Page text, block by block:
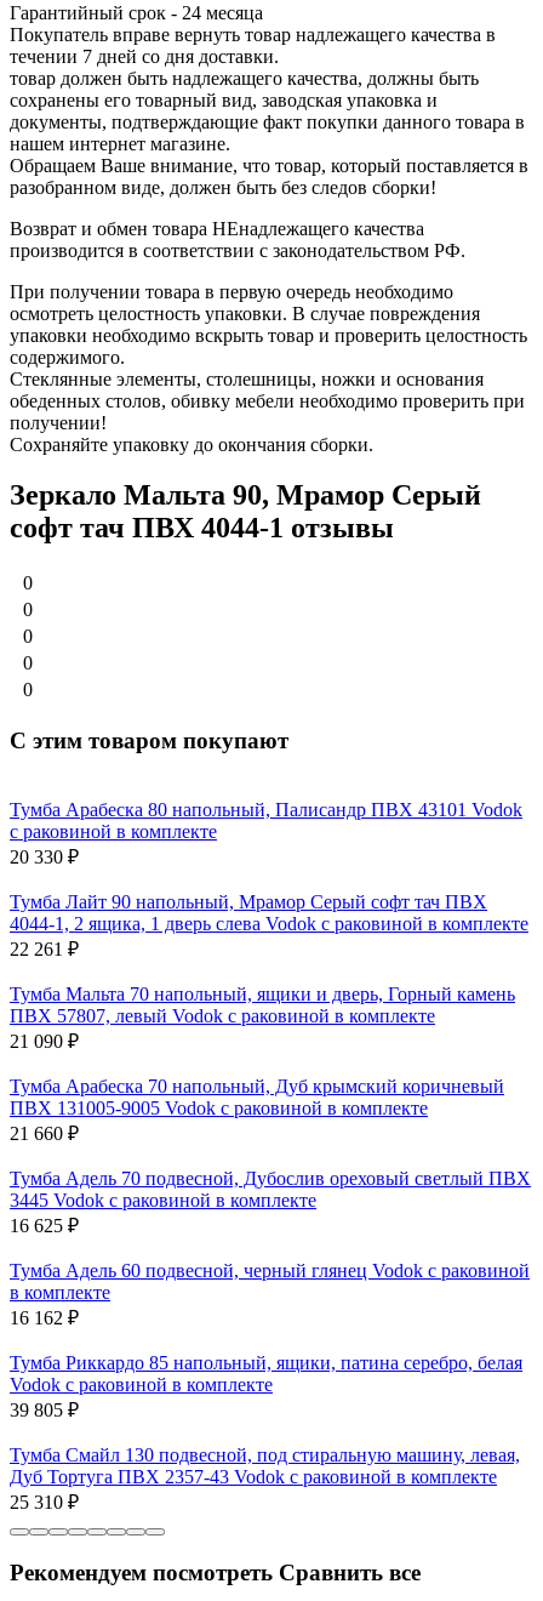
Гарантийный срок - 24 месяца
Покупатель вправе вернуть товар надлежащего качества в
течении 7 дней со дня доставки.
товар должен быть надлежащего качества, должны быть
сохранены его товарный вид, заводская упаковка и
документы, подтверждающие факт покупки данного товара в
нашем интернет магазине.
Обращаем Ваше внимание, что товар, который поставляется в
разобранном виде, должен быть без следов сборки!
Возврат и обмен товара НЕнадлежащего качества
производится в соответствии с законодательством РФ.
При получении товара в первую очередь необходимо
осмотреть целостность упаковки. В случае повреждения
упаковки необходимо вскрыть товар и проверить целостность
содержимого.
Стеклянные элементы, столешницы, ножки и основания
обеденных столов, обивку мебели необходимо проверить при
получении!
Сохраняйте упаковку до окончания сборки.
Зеркало Мальта 90, Мрамор Серый
софт тач ПВХ 4044-1 отзывы
0
0
0
0
0
С этим товаром покупают
Тумба Арабеска 80 напольный, Палисандр ПВХ 43101 Vodok
с раковиной в комплекте
20 330 ₽
Тумба Лайт 90 напольный, Мрамор Серый софт тач ПВХ
4044-1, 2 ящика, 1 дверь слева Vodok с раковиной в комплекте
22 261 ₽
Тумба Мальта 70 напольный, ящики и дверь, Горный камень
ПВХ 57807, левый Vodok с раковиной в комплекте
21 090 ₽
Тумба Арабеска 70 напольный, Дуб крымский коричневый
ПВХ 131005-9005 Vodok с раковиной в комплекте
21 660 ₽
Тумба Адель 70 подвесной, Дубослив ореховый светлый ПВХ
3445 Vodok с раковиной в комплекте
16 625 ₽
Тумба Адель 60 подвесной, черный глянец Vodok с раковиной
в комплекте
16 162 ₽
Тумба Риккардо 85 напольный, ящики, патина серебро, белая
Vodok с раковиной в комплекте
39 805 ₽
Тумба Смайл 130 подвесной, под стиральную машину, левая,
Дуб Тортуга ПВХ 2357-43 Vodok с раковиной в комплекте
25 310 ₽
Рекомендуем посмотреть Сравнить все